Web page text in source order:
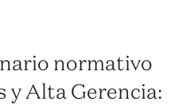
normativo
y Alta Gerencia: